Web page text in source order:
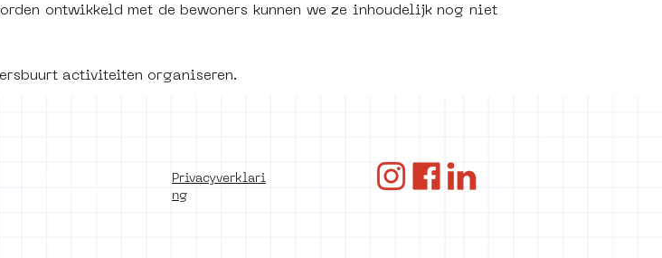
ontwikkeld met de bewoners kunnen we ze inhoudelijk nog niet
activiteiten organiseren.
Privacyverklari
ng